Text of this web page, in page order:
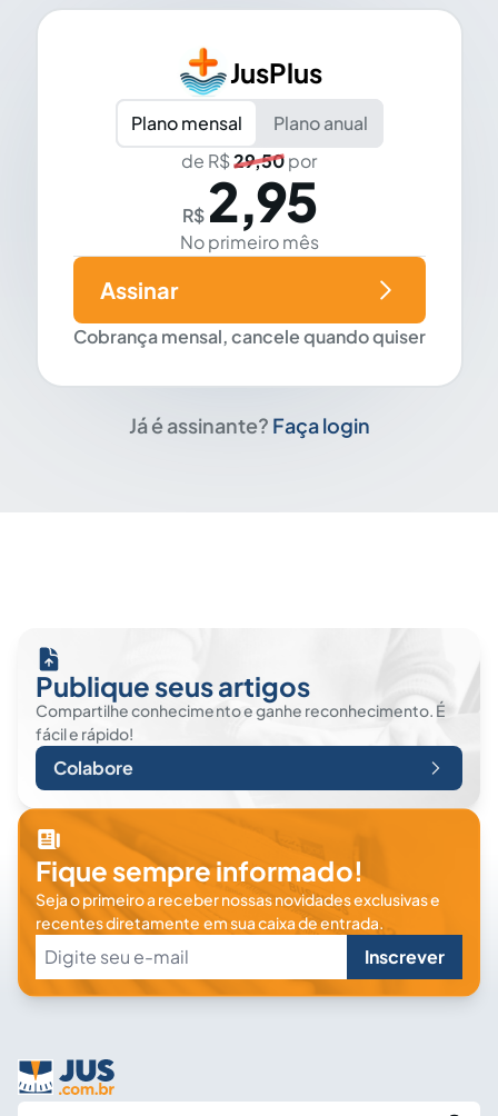
JusPlus
Plano mensal
Plano anual
de R$29,50por
R$ 2,95
No primeiro mês
Cobrança mensal, cancele quando quiser
Assinar
Já é assinante? Faça login
Publique seus artigos
Compartilhe conhecimento e ganhe reconhecimento. É
fácil e rápido!
Colabore
Fique sempre informado!
Seja o primeiro a receber nossas novidades exclusivas e
recentes diretamente em sua caixa de entrada.
Inscrever